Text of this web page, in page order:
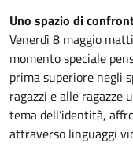
Uno spazio di
Venerdì 8 maggio
momento speciale
prima superiore negli
ragazzi e alle ragazze
tema dell’identità,
attraverso linguaggi